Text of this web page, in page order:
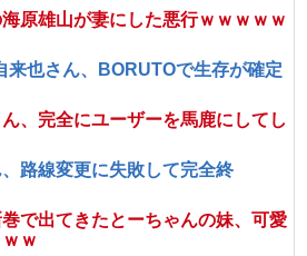
海原雄山が妻にした悪行ｗｗｗｗｗ
来也さん、BORUTOで生存が確定
ん、完全にユーザーを馬鹿にしてし
、路線変更に失敗して完全終
巻で出てきたとーちゃんの妹、可愛
ｗ